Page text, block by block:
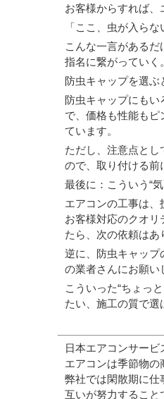
お客様からすれば、
「ここ、虫が入ら
こんな一言がある
指名に繋がっていく
防虫キャップを選ぶ
防虫キャップにも
で、価格も性能も
ています。
ただし、注意点と
ので、取り付ける前
最後に：こういう“
エアコンの工事は、
お客様対応のクオ
たら、次の依頼はあ
逆に、防虫キャップ
の業者さんにお願い
こういった“ちょっ
たい、施工の質で選
日本エアコンサービ
エアコンは季節物の
弊社では閑散期に仕
互いが努力すること